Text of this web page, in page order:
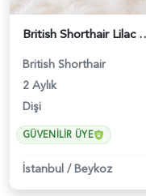
British Shorthair
British Shorthair
2 Aylık
Dişi
GÜVENILIR ÜYE
İstanbul /Beykoz